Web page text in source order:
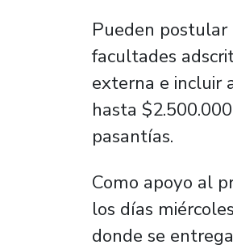
Pueden postular
facultades
externa e incluir
hasta
pasantías.
Como apoyo al
los días
donde se